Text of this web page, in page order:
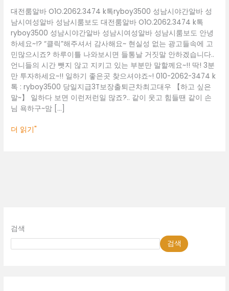
대전룸알바 O1O.2062.3474 k톡ryboy3500 성남시야간알바 성
남시여성알바 성남시룸보도 대전룸알바 O1O.2062.3474 k톡
ryboy3500 성남시야간알바 성남시여성알바 성남시룸보도 안녕
하세요~!? “클릭”해주셔서 감사해요~ 현실성 없는 광고들속에 고
민많으시죠? 하루이틀 나와보시면 들통날 거짓말 안하겠습니다..
언니들의 시간 뺏지 않고 지키고 있는 부분만 말할께요~!! 딱! 3분
만 투자하세요~!! 일하기 좋은곳 찾으셔야죠~! 010-2062-3474 k
톡 : ryboy3500 당일지급3T보장출퇴근차최고대우 【하고 싶은
말~】 일하다 보면 이런저런일 많죠?.. 같이 웃고 힘들땐 같이 손
님 욕하구~맘 […]
야
간
알
바
성
남
시
여
성
알
성
더 읽기"
검색
검색